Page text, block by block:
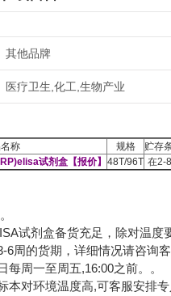
其他品牌
医疗卫生,化工,生物产业
称 规格 贮存
试剂盒【报价】 48T/96T 在2-
试剂盒备货充足，除对温度
6周的货期，详细情况请咨询客
每周一至周五,16:00之前。。
本对环境温度高,可客服安排专